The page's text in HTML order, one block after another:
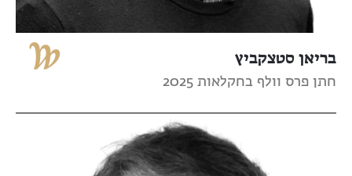
בריאן סטצקביץ
חתן פרס וולף בחקלאות 2025